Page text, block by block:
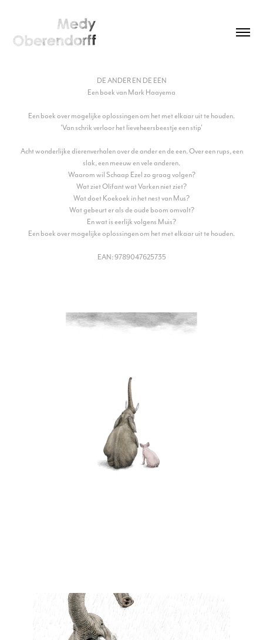
DE ANDER EN DE EEN
Een boek van Mark Haayema
Een boek over mogelijke oplossingen om het met elkaar uit te houden.
​'Van schrik verloor het lieveheersbeestje een stip'
Acht wonderlijke dierenverhalen over de ander en de een. Over een rups, een
slak, een meeuw en vele anderen.
Waarom wil Schaap Ezel zo graag volgen?
Wat ziet Olifant wat Varken niet ziet?
Wat doet Koekoek in het nest van Mus?
Wat gebeurt er als de oude boom omvalt?
En wat is eerlijk volgens Muis?
Een boek over mogelijke oplossingen om het met elkaar uit te houden.
​EAN: 9789047625735